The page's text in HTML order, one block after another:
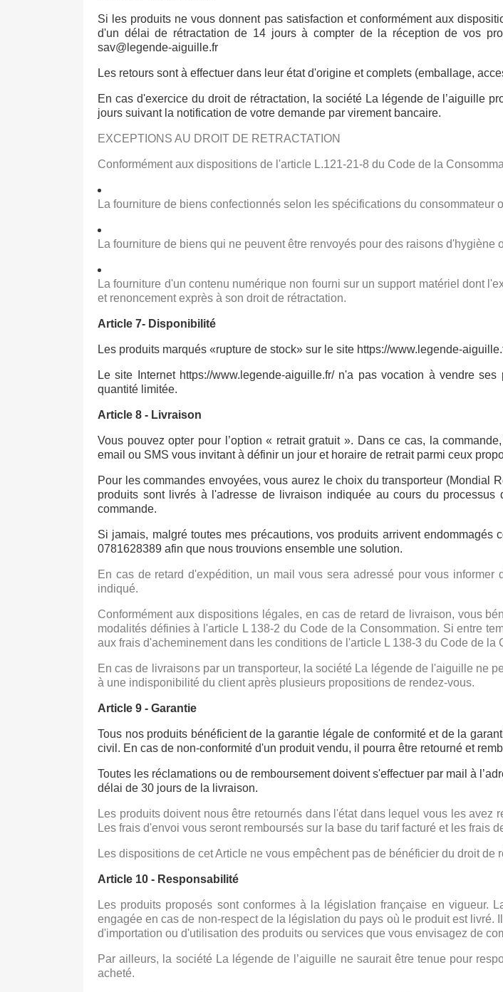
Si les produits ne vous donnent pas satisfaction et conformément aux
d'un délai de rétractation de 14 jours à compter de la réception de vos
sav@legende-aiguille.fr
Les retours sont à effectuer dans leur état d'origine et complets (emballage,
En cas d'exercice du droit de rétractation, la société La légende de l’aiguille
jours suivant la notification de votre demande par virement bancaire.
EXCEPTIONS AU DROIT DE RETRACTATION
Conformément aux dispositions de l'article L.121-21-8 du Code de la
La fourniture de biens confectionnés selon les spécifications du consommateur
La fourniture de biens qui ne peuvent être renvoyés pour des raisons d'hygiène
La fourniture d'un contenu numérique non fourni sur un support matériel dont
et renoncement exprès à son droit de rétractation.
Article 7- Disponibilité
Les produits marqués «rupture de stock» sur le site https://www.legende-
Le site Internet https://www.legende-aiguille.fr/ n'a pas vocation à vendre
quantité limitée.
Article 8 - Livraison
Vous pouvez opter pour l’option « retrait gratuit ». Dans ce cas, la
email ou SMS vous invitant à définir un jour et horaire de retrait parmi ceux
Pour les commandes envoyées, vous aurez le choix du transporteur (Mondial
produits sont livrés à l'adresse de livraison indiquée au cours du
commande.
Si jamais, malgré toutes mes précautions, vos produits arrivent
0781628389 afin que nous trouvions ensemble une solution.
En cas de retard d'expédition, un mail vous sera adressé pour vous
indiqué.
Conformément aux dispositions légales, en cas de retard de livraison, vous
modalités définies à l'article L 138-2 du Code de la Consommation. Si entre
aux frais d'acheminement dans les conditions de l'article L 138-3 du Code de la
En cas de livraisons par un transporteur, la société La légende de l'aiguille ne
à une indisponibilité du client après plusieurs propositions de rendez-vous.
Article 9 - Garantie
Tous nos produits bénéficient de la garantie légale de conformité et de la
civil. En cas de non-conformité d'un produit vendu, il pourra être retourné et
Toutes les réclamations ou de remboursement doivent s'effectuer par mail à
délai de 30 jours de la livraison.
Les produits doivent nous être retournés dans l'état dans lequel vous les
Les frais d'envoi vous seront remboursés sur la base du tarif facturé et les frais
Les dispositions de cet Article ne vous empêchent pas de bénéficier du droit de
Article 10 - Responsabilité
Les produits proposés sont conformes à la législation française en vigueur.
engagée en cas de non-respect de la législation du pays où le produit est
d'importation ou d'utilisation des produits ou services que vous envisagez de
Par ailleurs, la société La légende de l’aiguille ne saurait être tenue pour
acheté.